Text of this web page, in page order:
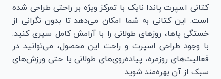
کتانی اسپرت پاندا نایک با تمرکز ویژه بر راحتی طراحی شده
است. این کتانی به شما امکان می‌دهد تا بدون نگرانی از
خستگی پاها، روزهای طولانی را با آرامش کامل سپری کنید.
با وجود طراحی اسپرت و راحت این محصول، می‌توانید در
فعالیت‌های روزمره، پیاده‌روی‌های طولانی یا حتی ورزش‌های
سبک از آن بهره‌مند شوید.